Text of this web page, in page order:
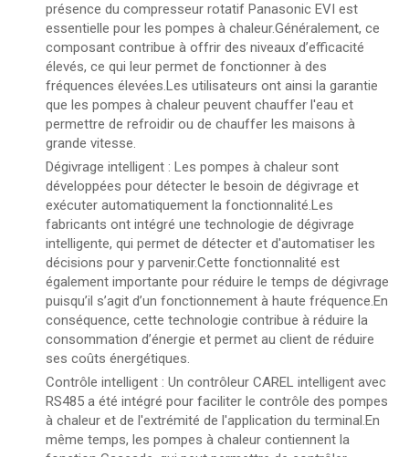
présence du compresseur rotatif Panasonic EVI est
essentielle pour les pompes à chaleur.Généralement, ce
composant contribue à offrir des niveaux d’efficacité
élevés, ce qui leur permet de fonctionner à des
fréquences élevées.Les utilisateurs ont ainsi la garantie
que les pompes à chaleur peuvent chauffer l'eau et
permettre de refroidir ou de chauffer les maisons à
grande vitesse.
Dégivrage intelligent : Les pompes à chaleur sont
développées pour détecter le besoin de dégivrage et
exécuter automatiquement la fonctionnalité.Les
fabricants ont intégré une technologie de dégivrage
intelligente, qui permet de détecter et d'automatiser les
décisions pour y parvenir.Cette fonctionnalité est
également importante pour réduire le temps de dégivrage
puisqu’il s’agit d’un fonctionnement à haute fréquence.En
conséquence, cette technologie contribue à réduire la
consommation d’énergie et permet au client de réduire
ses coûts énergétiques.
Contrôle intelligent : Un contrôleur CAREL intelligent avec
RS485 a été intégré pour faciliter le contrôle des pompes
à chaleur et de l'extrémité de l'application du terminal.En
même temps, les pompes à chaleur contiennent la